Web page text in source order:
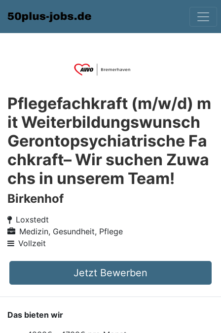
Pflegefachkraft (m/w/d) m
it Weiterbildungswunsch
Gerontopsychiatrische Fa
chkraft– Wir suchen Zuwa
chs in unserem Team!
Birkenhof
Loxstedt
Medizin, Gesundheit, Pflege
Vollzeit
Jetzt Bewerben
Das bieten wir